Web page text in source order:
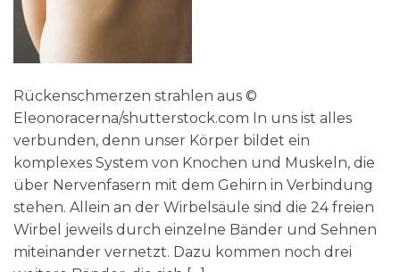
Rückenschmerzen strahlen aus ©
Eleonoracerna/shutterstock.com In uns ist alles
verbunden, denn unser Körper bildet ein
komplexes System von Knochen und Muskeln, die
über Nervenfasern mit dem Gehirn in Verbindung
stehen. Allein an der Wirbelsäule sind die 24 freien
Wirbel jeweils durch einzelne Bänder und Sehnen
miteinander vernetzt. Dazu kommen noch drei